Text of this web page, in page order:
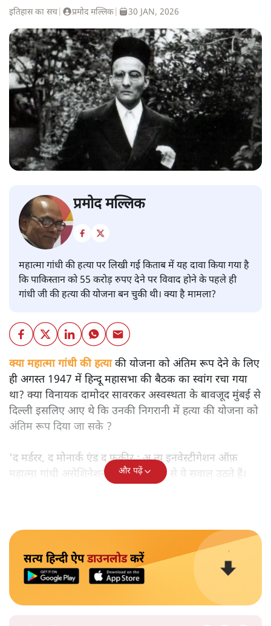
इतिहास का सच प्रमोद मल्लिक 30 JAN, 2026
प्रमोद मल्लिक
महात्मा गांधी की हत्या पर लिखी गई किताब में यह दावा किया गया है
कि पाकिस्तान को 55 करोड़ रुपए देने पर विवाद होने के पहले ही
गांधी जी की हत्या की योजना बन चुकी थी। क्या है मामला?
क्या महात्मा गांधी की हत्याकी योजना को अंतिम रूप देने के लिए
ही अगस्त 1947 में हिन्दू महासभा की बैठक का स्वांग रचा गया
था? क्या विनायक दामोदर सावरकर अस्वस्थता के बावजूद मुंबई से
दिल्ली इसलिए आए थे कि उनकी निगरानी में हत्या की योजना को
अंतिम रूप दिया जा सके ?
'द मर्डरर, द मोनार्क एंड द फ़कीर : अ न्यू इनवेस्टीगेशन ऑफ़
महात्मा गांधी असेशिनेशन' नामक किताब से ये सवाल उठते हैं।
और पढ़ें
सत्य हिन्दी ऐपडाउनलोडकरें